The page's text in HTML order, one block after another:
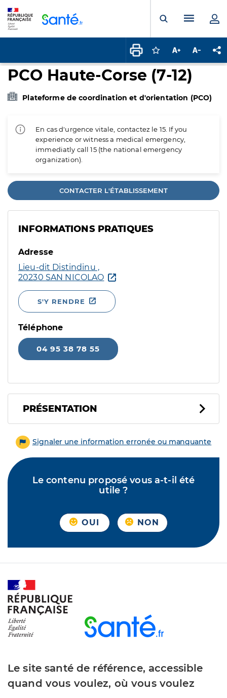
Ouvrir laMenu
Connectez-vous
Augmenter la
PCO Haute-Corse (7-12)
Plateforme de coordination et d'orientation (PCO)
En cas d'urgence vitale, contactez le 15. If you
experience or witness a medical emergency,
immediatly call 15 (the national emergency
organization).
CONTACTER L'ÉTABLISSEMENT
INFORMATIONS PRATIQUES
Adresse
Lieu-dit Distindinu ,
20230 SAN NICOLAO
S'Y RENDRE
Téléphone
04 95 38 78 55
PRÉSENTATION
Signaler une information erronée ou manquante
Le contenu proposé vous a-t-il été
utile ?
OUI NON
Le site santé de référence, accessible
quand vous voulez, où vous voulez